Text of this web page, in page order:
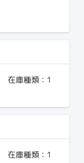
在庫種類： 1
在庫種類： 1